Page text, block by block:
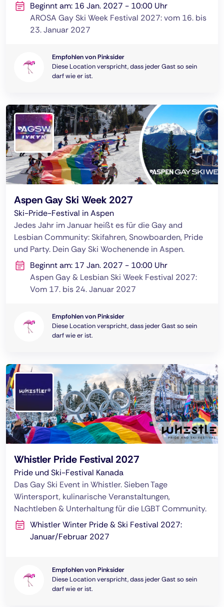
Beginnt am: 16 Jan. 2027 - 10:00 Uhr
AROSA Gay Ski Week Festival 2027: vom 16. bis
23. Januar 2027
Empfohlen von Pinksider
Diese Location verspricht, dass jeder Gast so sein
darf wie er ist.
Aspen Gay Ski Week 2027
Ski-Pride-Festival in Aspen
Jedes Jahr im Januar heißt es für die Gay and
Lesbian Community: Skifahren, Snowboarden, Pride
und Party. Dein Gay Ski Wochenende in Aspen.
Beginnt am: 17 Jan. 2027 - 10:00 Uhr
Aspen Gay & Lesbian Ski Week Festival 2027:
Vom 17. bis 24. Januar 2027
Empfohlen von Pinksider
Diese Location verspricht, dass jeder Gast so sein
darf wie er ist.
Whistler Pride Festival 2027
Pride und Ski-Festival Kanada
Das Gay Ski Event in Whistler. Sieben Tage
Wintersport, kulinarische Veranstaltungen,
Nachtleben & Unterhaltung für die LGBT Community.
Whistler Winter Pride & Ski Festival 2027:
Januar/Februar 2027
Empfohlen von Pinksider
Diese Location verspricht, dass jeder Gast so sein
darf wie er ist.